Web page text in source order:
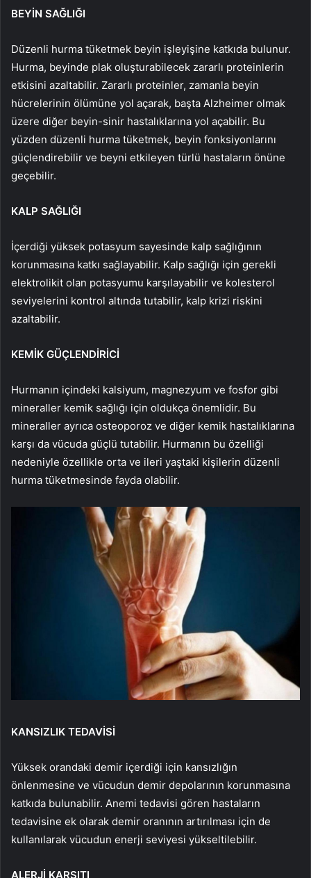
BEYİN SAĞLIĞI
Düzenli hurma tüketmek beyin işleyişine katkıda bulunur.
Hurma, beyinde plak oluşturabilecek zararlı proteinlerin
etkisini azaltabilir. Zararlı proteinler, zamanla beyin
hücrelerinin ölümüne yol açarak, başta Alzheimer olmak
üzere diğer beyin-sinir hastalıklarına yol açabilir. Bu
yüzden düzenli hurma tüketmek, beyin fonksiyonlarını
güçlendirebilir ve beyni etkileyen türlü hastaların önüne
geçebilir.
KALP SAĞLIĞI
İçerdiği yüksek potasyum sayesinde kalp sağlığının
korunmasına katkı sağlayabilir. Kalp sağlığı için gerekli
elektrolikit olan potasyumu karşılayabilir ve kolesterol
seviyelerini kontrol altında tutabilir, kalp krizi riskini
azaltabilir.
KEMİK GÜÇLENDİRİCİ
Hurmanın içindeki kalsiyum, magnezyum ve fosfor gibi
mineraller kemik sağlığı için oldukça önemlidir. Bu
mineraller ayrıca osteoporoz ve diğer kemik hastalıklarına
karşı da vücuda güçlü tutabilir. Hurmanın bu özelliği
nedeniyle özellikle orta ve ileri yaştaki kişilerin düzenli
hurma tüketmesinde fayda olabilir.
KANSIZLIK TEDAVİSİ
Yüksek orandaki demir içerdiği için kansızlığın
önlenmesine ve vücudun demir depolarının korunmasına
katkıda bulunabilir. Anemi tedavisi gören hastaların
tedavisine ek olarak demir oranının artırılması için de
kullanılarak vücudun enerji seviyesi yükseltilebilir.
ALERJİ KARŞITI